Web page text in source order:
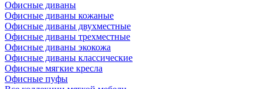
Офисные диваны
Офисные диваны кожаные
Офисные диваны двухместные
Офисные диваны трехместные
Офисные диваны экокожа
Офисные диваны классические
Офисные мягкие кресла
Офисные пуфы